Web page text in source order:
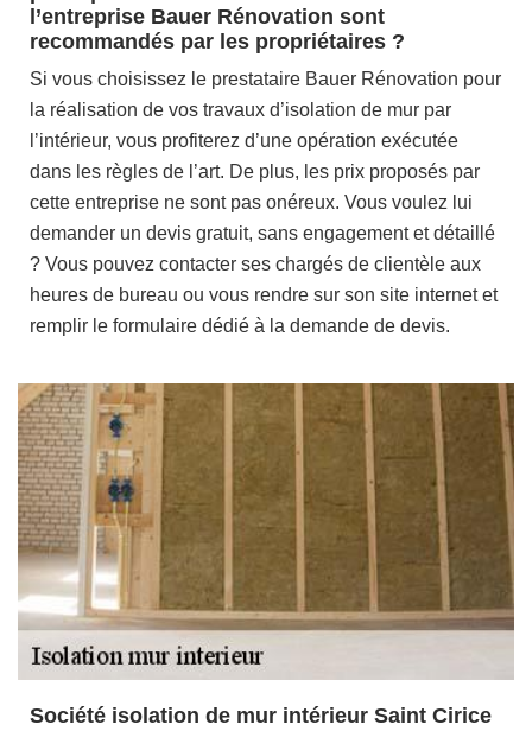
l’entreprise Bauer Rénovation sont
recommandés par les propriétaires ?
Si vous choisissez le prestataire Bauer Rénovation pour
la réalisation de vos travaux d’isolation de mur par
l’intérieur, vous profiterez d’une opération exécutée
dans les règles de l’art. De plus, les prix proposés par
cette entreprise ne sont pas onéreux. Vous voulez lui
demander un devis gratuit, sans engagement et détaillé
? Vous pouvez contacter ses chargés de clientèle aux
heures de bureau ou vous rendre sur son site internet et
remplir le formulaire dédié à la demande de devis.
Société isolation de mur intérieur Saint Cirice